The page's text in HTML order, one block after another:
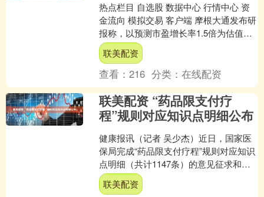
热点栏目 自选股 数据中心 行情中心 资
金流向 模拟交易 客户端 摩根大通发布研
报称，以预测市盈增长率1.5倍为估值基
础，维持予泡泡玛特（09992）目标价
34....
联美配资
查看：216 分类：在线配资
联美配资 “药品限支付疗
程”规则对应知识点明细公布
健康报讯（记者 吴少杰）近日，国家医
保局完成“药品限支付疗程”规则对应知识
点明细（共计1147条）的意见征求和修
订完善工作，并面向社会公布。这是国
家医保局公布的....
联美配资